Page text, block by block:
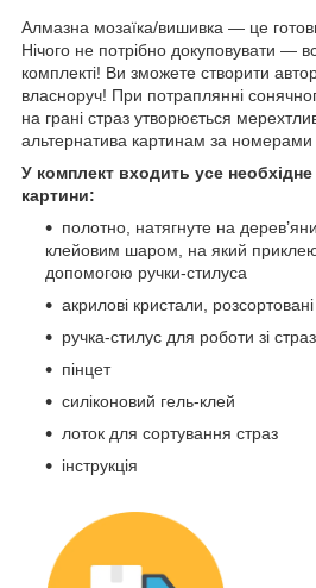
Алмазна мозаїка/вишивка — це
Нічого не потрібно докуповувати —
комплекті! Ви зможете створити
власноруч! При потраплянні
на грані страз утворюється
альтернатива картинам за
У комплект входить усе
картини:
полотно, натягнуте на
клейовим шаром, на який
допомогою ручки-стилуса
акрилові кристали,
ручка-стилус для роботи зі
пінцет
силіконовий гель-клей
лоток для сортування страз
інструкція